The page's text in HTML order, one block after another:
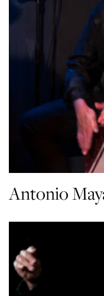
Antonio